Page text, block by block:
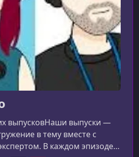
01:23:56
Автоматизация рутины
00:54:42
and Warp Are the Best Format for
Maxim Egorov
выпусковНаши выпуски —
в тему вместе с
В каждом эпизоде